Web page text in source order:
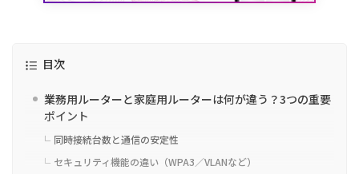
目次
業務用ルーターと家庭用ルーターは何が違う？3つの重要
ポイント
同時接続台数と通信の安定性
セキュリティ機能の違い（WPA3／VLANなど）